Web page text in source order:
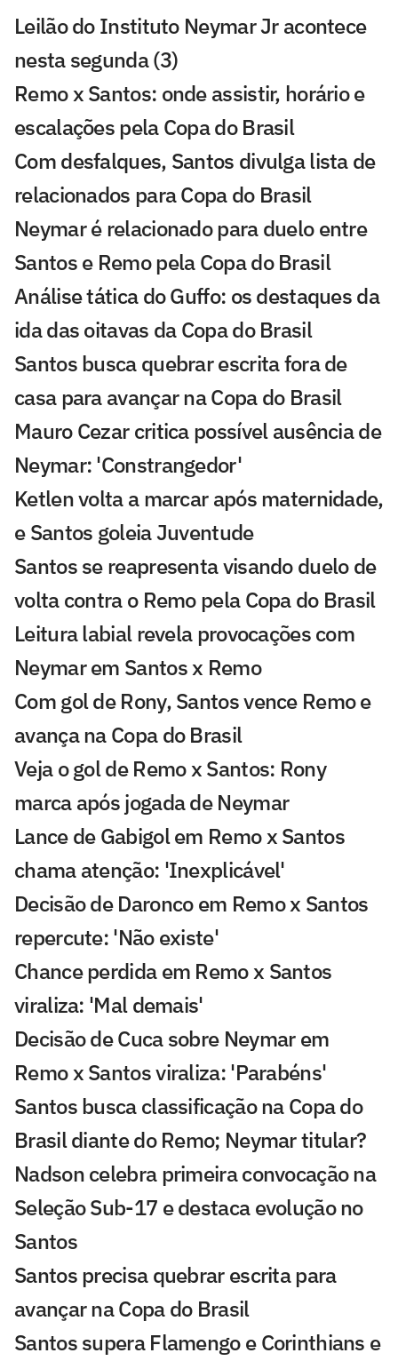
Leilão do Instituto Neymar Jr acontece
nesta segunda (3)
Remo x Santos: onde assistir, horário e
escalações pela Copa do Brasil
Com desfalques, Santos divulga lista de
relacionados para Copa do Brasil
Neymar é relacionado para duelo entre
Santos e Remo pela Copa do Brasil
Análise tática do Guffo: os destaques da
ida das oitavas da Copa do Brasil
Santos busca quebrar escrita fora de
casa para avançar na Copa do Brasil
Mauro Cezar critica possível ausência de
Neymar: 'Constrangedor'
Ketlen volta a marcar após maternidade,
e Santos goleia Juventude
Santos se reapresenta visando duelo de
volta contra o Remo pela Copa do Brasil
Leitura labial revela provocações com
Neymar em Santos x Remo
Com gol de Rony, Santos vence Remo e
avança na Copa do Brasil
Veja o gol de Remo x Santos: Rony
marca após jogada de Neymar
Lance de Gabigol em Remo x Santos
chama atenção: 'Inexplicável'
Decisão de Daronco em Remo x Santos
repercute: 'Não existe'
Chance perdida em Remo x Santos
viraliza: 'Mal demais'
Decisão de Cuca sobre Neymar em
Remo x Santos viraliza: 'Parabéns'
Santos busca classificação na Copa do
Brasil diante do Remo; Neymar titular?
Nadson celebra primeira convocação na
Seleção Sub-17 e destaca evolução no
Santos
Santos precisa quebrar escrita para
avançar na Copa do Brasil
Santos supera Flamengo e Corinthians e